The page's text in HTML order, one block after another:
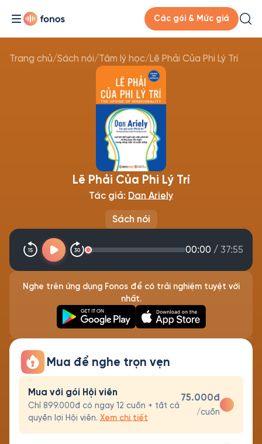
Các gói & Mức giá
Trang chủ/Sách nói/Tâm lý học/Lẽ Phải Của Phi Lý Trí
Sách nói
Lẽ Phải Của Phi Lý Trí
Tác giả: Dan Ariely
00:00 / 37:55
Nghe trên ứng dụng Fonos để có trải nghiệm tuyệt vời
nhất.
Mua để nghe trọn vẹn
Mua với gói Hội viên
Chỉ 899.000đ có ngay 12 cuốn + tất cả
quyền lợi Hội viên. Xem chi tiết
75.000đ
/cuốn